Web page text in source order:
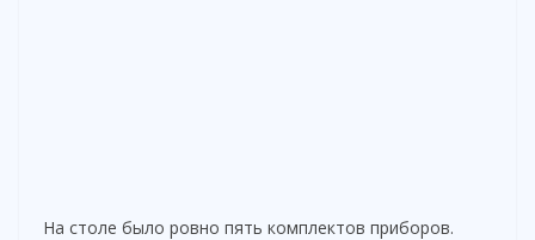
На столе было ровно пять комплектов приборов.